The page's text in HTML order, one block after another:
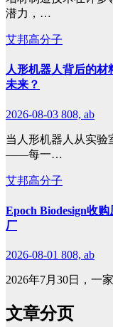
潜力，…
艾邦高分子
人形机器人背后的
未来？
2026-08-03 808, ab
当人形机器人从实验
——每一…
艾邦高分子
Epoch Biodesign收
厂
2026-08-01 808, ab
2026年7月30日，一
文章分页